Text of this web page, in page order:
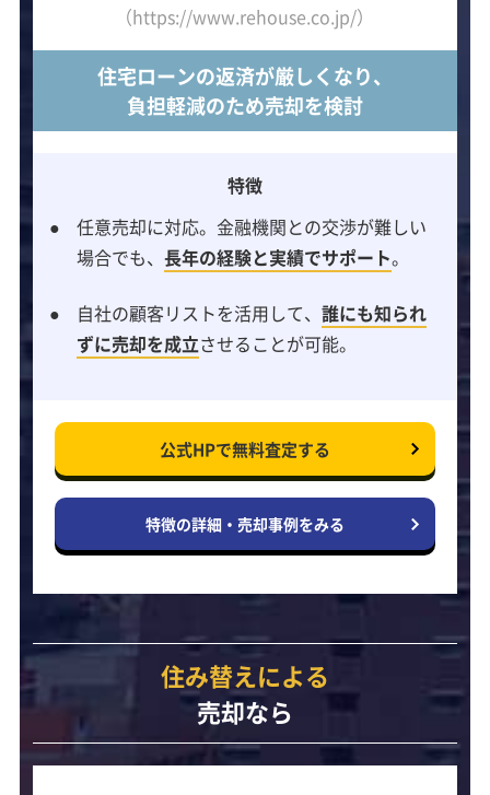
（https://www.rehouse.co.jp/）
住宅ローンの返済が厳しくなり、
負担軽減のため売却を検討
特徴
任意売却に対応。金融機関との交渉が難しい
場合でも、長年の経験と実績でサポート。
自社の顧客リストを活用して、誰にも知られ
ずに売却を成立させることが可能。
公式HPで無料査定する
特徴の詳細・ 売却事例をみる
住み替えによる
売却なら